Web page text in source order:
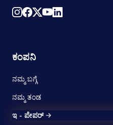
ಕಂಪನಿ
ನಮ್ಮ ಬಗ್ಗೆ
ನಮ್ಮ ತಂಡ
ಇ - ಪೇಪರ್